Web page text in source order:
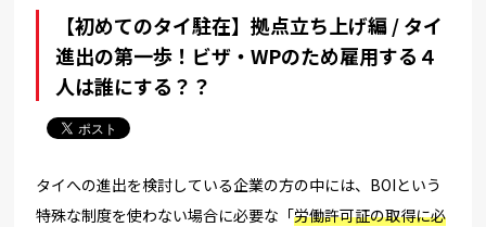
【初めてのタイ駐在】拠点立ち上げ編 / タイ
進出の第一歩！ビザ・WPのため雇用する４
人は誰にする？？
タイへの進出を検討している企業の方の中には、BOIという
特殊な制度を使わない場合に必要な「労働許可証の取得に必